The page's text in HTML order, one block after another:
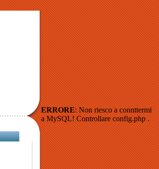
ERRORE: Non riesco a connttermi
a MySQL! Controllare config.php .